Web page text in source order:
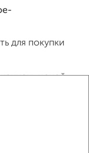
для покупки
ценой